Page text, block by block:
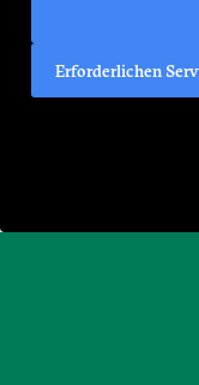
Erforderlichen